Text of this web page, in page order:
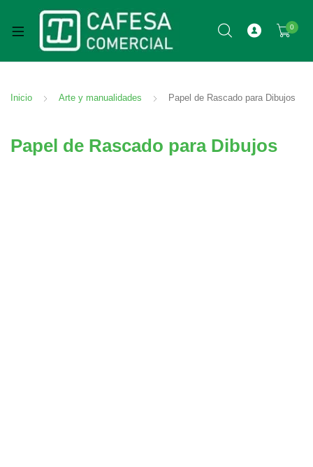
0
Inicio Arte y manualidades Papel de Rascado para Dibujos
Papel de Rascado para Dibujos